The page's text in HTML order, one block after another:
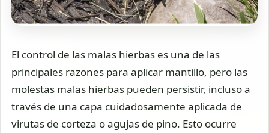
El control de las malas hierbas es una de las
principales razones para aplicar mantillo, pero las
molestas malas hierbas pueden persistir, incluso a
través de una capa cuidadosamente aplicada de
virutas de corteza o agujas de pino. Esto ocurre